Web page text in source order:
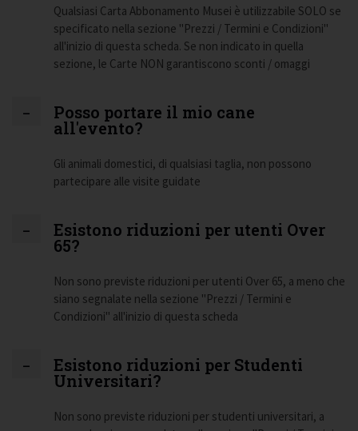
Qualsiasi Carta Abbonamento Musei è utilizzabile SOLO se
specificato nella sezione "Prezzi / Termini e Condizioni"
all'inizio di questa scheda. Se non indicato in quella
sezione, le Carte NON garantiscono sconti / omaggi
Posso portare il mio cane
all'evento?
Gli animali domestici, di qualsiasi taglia, non possono
partecipare alle visite guidate
Esistono riduzioni per utenti Over
65?
Non sono previste riduzioni per utenti Over 65, a meno che
siano segnalate nella sezione "Prezzi / Termini e
Condizioni" all'inizio di questa scheda
Esistono riduzioni per Studenti
Universitari?
Non sono previste riduzioni per studenti universitari, a